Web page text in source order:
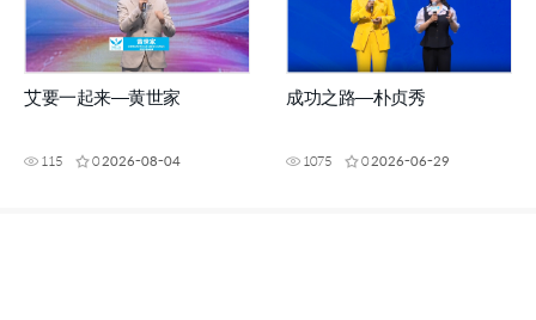
艾要一起来—黄世家
115 02026-08-04
成功之路—朴贞秀
1075 02026-06-29